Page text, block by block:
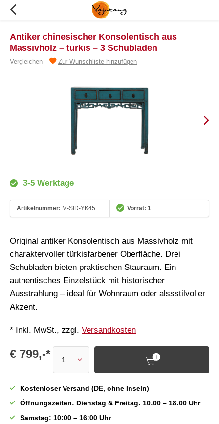
Antiker chinesischer Konsolentisch aus
Massivholz – türkis – 3 Schubladen
Vergleichen Zur Wunschliste hinzufügen
3-5 Werktage
Artikelnummer: M-SID-YK45 Vorrat: 1
Original antiker Konsolentisch aus Massivholz mit
charaktervoller türkisfarbener Oberfläche. Drei
Schubladen bieten praktischen Stauraum. Ein
authentisches Einzelstück mit historischer
Ausstrahlung – ideal für Wohnraum oder alssstilvoller
Akzent.
* Inkl. MwSt., zzgl. Versandkosten
€ 799,-*
Kostenloser Versand (DE, ohne Inseln)
Öffnungszeiten: Dienstag & Freitag: 10:00 – 18:00 Uhr
Samstag: 10:00 – 16:00 Uhr